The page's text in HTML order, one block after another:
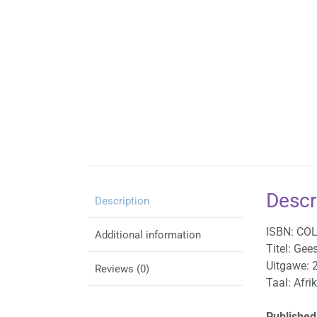
Description
Additional information
Reviews (0)
ISBN:
Titel:
Uitgawe:
Taal: